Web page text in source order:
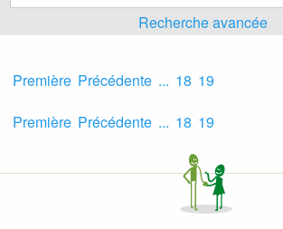
Recherche avancée
À venir Passées Toutes
Première Précédente ... 18 19
Première Précédente ... 18 19